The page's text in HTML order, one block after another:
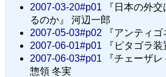
2007-03-20#p01 『日本の外
るのか』 河辺一郎
2007-05-03#p02 『アンティゴ
2007-06-01#p01 『ピタゴラ装
2007-06-03#p01 『チェーザ
惣領 冬実